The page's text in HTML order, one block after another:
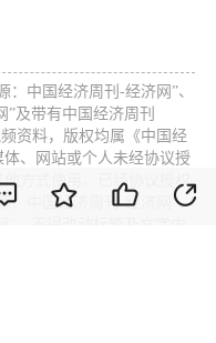
中国经济周刊-经济网”、
”及带有中国经济周刊
资料，版权均属《中国经
、网站或个人未经协议授
他方式使用。已经协议授权
：中国经济周刊-经济网”、